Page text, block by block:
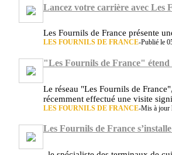
Lancez votre carrière avec Les
Les Fournils de France présente
LES FOURNILS DE FRANCE-Publié le
"Les Fournils de France" étend
Le réseau "Les Fournils de
récemment effectué une visite
LES FOURNILS DE FRANCE-Mis à jour
Les Fournils de France